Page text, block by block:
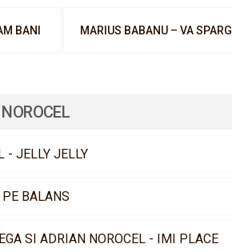
BANI MARIUS BABANU – VA SPARG
- JELLY JELLY
PE BALANS
SI ADRIAN NOROCEL - IMI PLACE